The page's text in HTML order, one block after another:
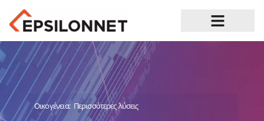
Οικογένεια: Περισσότερες λύσεις